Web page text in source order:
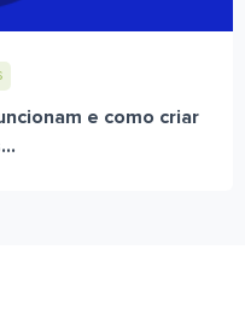
e como criar